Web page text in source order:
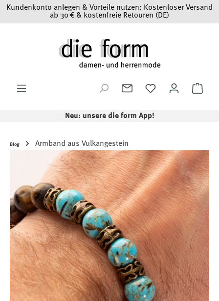
Zum Hauptinhalt springen
Kundenkonto anlegen & Vorteile nutzen: Kostenloser Versand
ab 30 € & kostenfreie Retouren (DE)
Neu: unsere die form App!
Blog Armband aus Vulkangestein